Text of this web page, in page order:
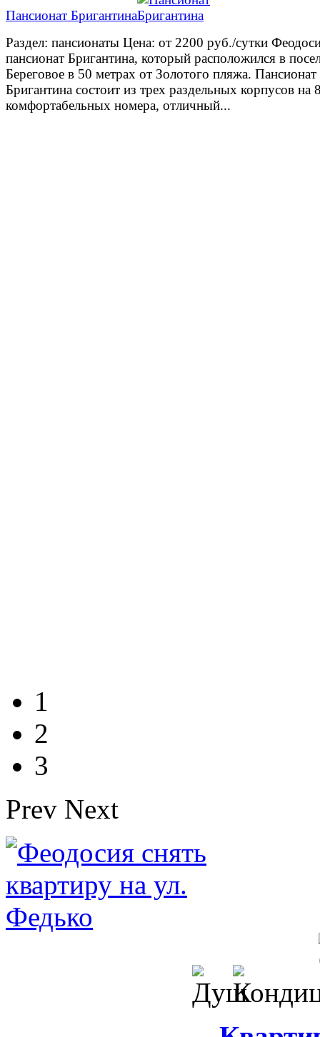
Пансионат Бригантина
Раздел: пансионаты Цена: от 2200 руб./сутки
пансионат Бригантина, который расположился в
Береговое в 50 метрах от Золотого пляжа. Пансионат
Бригантина состоит из трех раздельных корпусов на
комфортабельных номера, отличный...
1
2
3
Prev Next